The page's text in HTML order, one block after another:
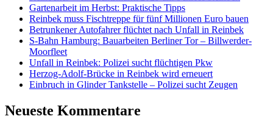
Gartenarbeit im Herbst: Praktische Tipps
Reinbek muss Fischtreppe für fünf Millionen Euro bauen
Betrunkener Autofahrer flüchtet nach Unfall in Reinbek
S-Bahn Hamburg: Bauarbeiten Berliner Tor – Billwerder-
Moorfleet
Unfall in Reinbek: Polizei sucht flüchtigen Pkw
Herzog-Adolf-Brücke in Reinbek wird erneuert
Einbruch in Glinder Tankstelle – Polizei sucht Zeugen
Neueste Kommentare